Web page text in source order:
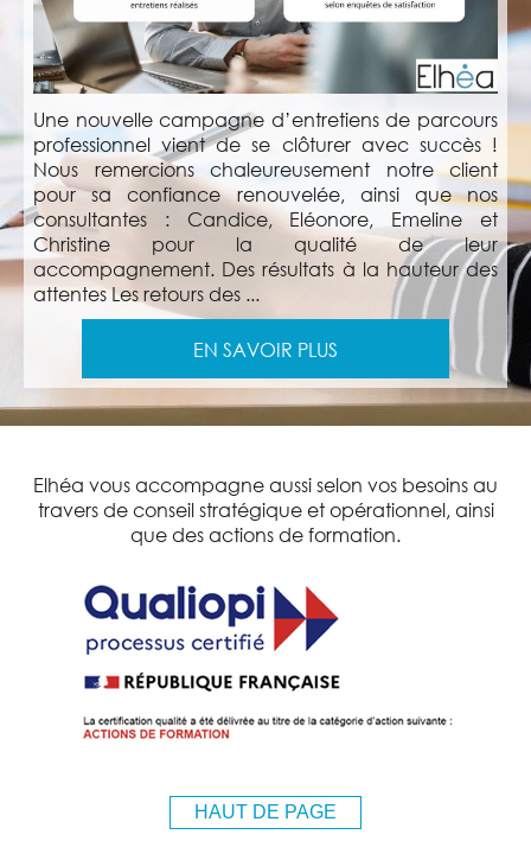
Une nouvelle campagne d’entretiens de parcours
professionnel vient de se clôturer avec succès !
Nous remercions chaleureusement notre client
pour sa confiance renouvelée, ainsi que nos
consultantes : Candice, Eléonore, Emeline et
Christine pour la qualité de leur
accompagnement. Des résultats à la hauteur des
attentes Les retours des ...
EN SAVOIR PLUS
Elhéa vous accompagne aussi selon vos besoins au
travers de conseil stratégique et opérationnel, ainsi
que des actions de formation.
HAUT DE PAGE